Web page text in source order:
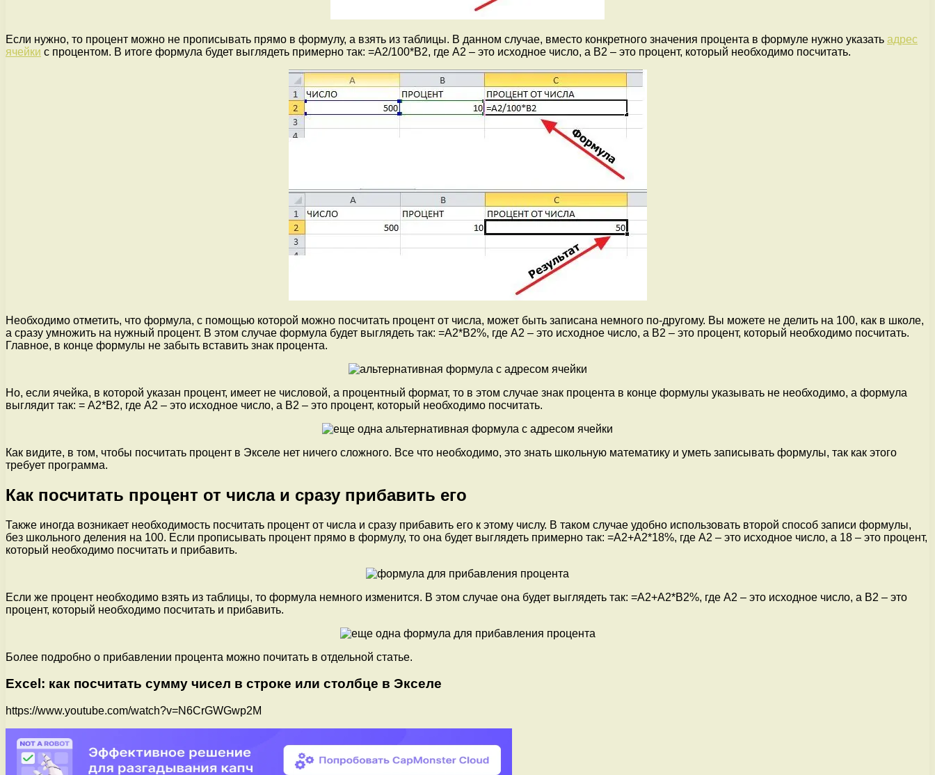
Если нужно, то процент можно не прописывать прямо в формулу, а взять из таблицы. В данном случае, вместо конкретного значения процента в формуле нужно указать адрес
ячейки с процентом. В итоге формула будет выглядеть примерно так: =A2/100*B2, где A2 – это исходное число, а B2 – это процент, который необходимо посчитать.
Необходимо отметить, что формула, с помощью которой можно посчитать процент от числа, может быть записана немного по-другому. Вы можете не делить на 100, как в школе,
а сразу умножить на нужный процент. В этом случае формула будет выглядеть так: =A2*B2%, где A2 – это исходное число, а B2 – это процент, который необходимо посчитать.
Главное, в конце формулы не забыть вставить знак процента.
Но, если ячейка, в которой указан процент, имеет не числовой, а процентный формат, то в этом случае знак процента в конце формулы указывать не необходимо, а формула
выглядит так: = A2*B2, где A2 – это исходное число, а B2 – это процент, который необходимо посчитать.
Как видите, в том, чтобы посчитать процент в Экселе нет ничего сложного. Все что необходимо, это знать школьную математику и уметь записывать формулы, так как этого
требует программа.
Как посчитать процент от числа и сразу прибавить его
Также иногда возникает необходимость посчитать процент от числа и сразу прибавить его к этому числу. В таком случае удобно использовать второй способ записи формулы,
без школьного деления на 100. Если прописывать процент прямо в формулу, то она будет выглядеть примерно так: =A2+A2*18%, где A2 – это исходное число, а 18 – это процент,
который необходимо посчитать и прибавить.
Если же процент необходимо взять из таблицы, то формула немного изменится. В этом случае она будет выглядеть так: =A2+A2*B2%, где A2 – это исходное число, а B2 – это
процент, который необходимо посчитать и прибавить.
Более подробно о прибавлении процента можно почитать в отдельной статье.
Exсel: как посчитать сумму чисел в строке или столбце в Экселе
https://www.youtube.com/watch?v=N6CrGWGwp2M